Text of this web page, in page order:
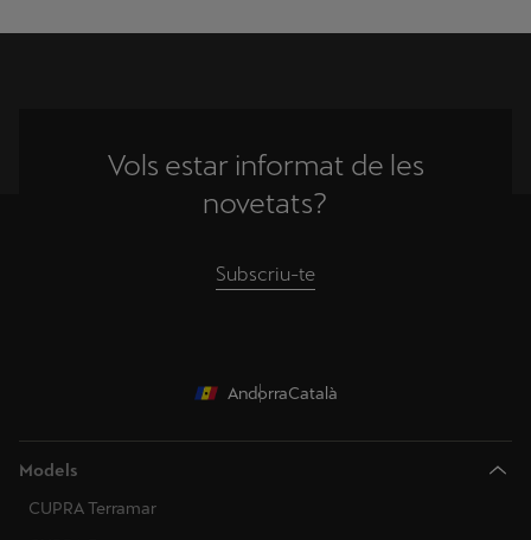
Vols estar informat de les
novetats?
Subscriu-te
AndorraCatalà
Models
CUPRA Terramar